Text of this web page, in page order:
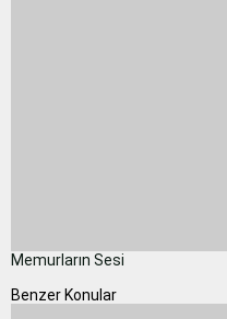
Memurların Sesi
Benzer Konular